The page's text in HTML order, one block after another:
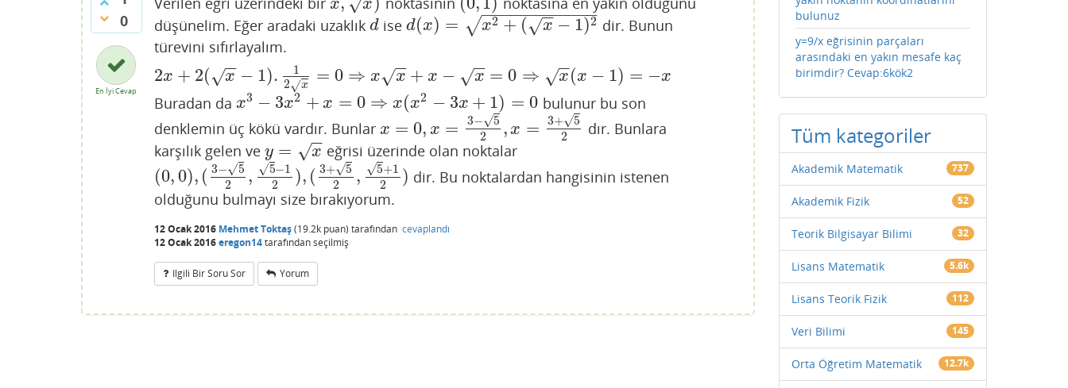
0
En İyi Cevap
x x
√
x,x ) (0,1 )
düşünelim. Eğer aradaki uzaklık d
d ised(x) = x2 + ( x
−
−
√ − 1)2
− −
−−−−−−−−−−
√
d(x)=x 2+ x−1)2
dir. Bunun
türevini sıfırlayalım.
2x + 2( x
−
−
√ − 1).
1
2
x
√ = 0 ⇒ x x
−
−
√ + x − x
−
−
√ = 0 ⇒ x
−
−
√ (x − 1) = −x
2x+ 2(x−1).12 x=0⇒x x+x−x =0 ⇒ x(x− 1)=−x
Buradan da x3 − 3x2 + x = 0 ⇒ x(x2 − 3x + 1) = 0
x3− 3x 2+x= 0⇒x x2 −3 x+1 )=0
bulunur bu son
denklemin üç kökü vardır. Bunlar x = 0, x = 3− 5
√
2
, x = 3+ 5
√
2
x= 0,x =3 −5 2,x =3+52
dır. Bunlara
karşılık gelen ve y = x
−
−
√
y=x eğrisi üzerinde olan noktalar
(0,0), ( 3− 5
√
2
, 5
√ −1
2
), ( 3+ 5
√
2
, 5
√ +1
2
)
(0,0 ),(3−52,5−12 ),(3+52,5 + 12)
dir. Bu noktalardan hangisinin istenen
olduğunu bulmayı size bırakıyorum.
12 Ocak 2016 Mehmet Toktaş(19.2k puan) tarafından cevaplandı
12 Ocak 2016eregon14tarafındanseçilmiş
Ilgili Bir Soru Sor Yorum
bulunuz
y=9/x eğrisinin parçaları
arasındaki en yakın mesafe kaç
birimdir? Cevap:6kök2
Tüm kategoriler
Akademik Matematik 737
Akademik Fizik 52
Teorik Bilgisayar Bilimi 32
Lisans Matematik 5.6k
Lisans Teorik Fizik 112
Veri Bilimi 145
Orta Öğretim Matematik 12.7k